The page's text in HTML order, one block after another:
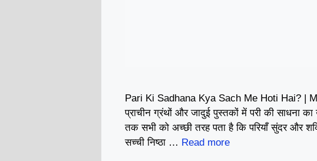
Pari Ki Sadhana Kya Sach Me Hoti Hai? |
प्राचीन ग्रंथों और जादुई पुस्तकों में परी की साधना
तक सभी को अच्छी तरह पता है कि परियाँ सुंदर और
सच्ची निष्ठा … Read more